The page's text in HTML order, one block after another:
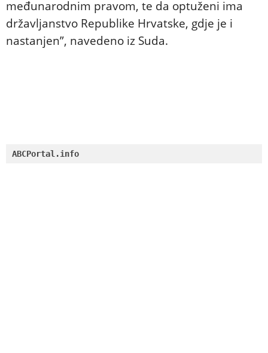
međunarodnim pravom, te da optuženi ima
državljanstvo Republike Hrvatske, gdje je i
nastanjen”, navedeno iz Suda.
ABCPortal.info